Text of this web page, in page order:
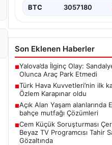
BTC 3057180
Son Eklenen Haberler
■Yalova’da İlginç Olay:
Olunca Araç Park Etmedi
■Türk Hava Kuvvetleri’nin ilk
Özlem Karapınar oldu
■Açık Alan Yaşam alanlarında
bahçe mutfağı Çözümleri
■Cem Küçük Soruşturması
Beyaz TV Programcısı Tahir
Gözaltında